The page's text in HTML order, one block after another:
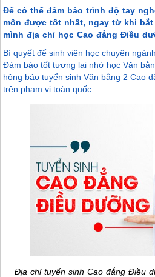
Để có thể đảm bảo trình độ tay
môn được tốt nhất, ngay từ khi
mình địa chỉ học Cao đẳng Điều
Bí quyết để sinh viên học chuyên
Đảm bảo tốt tương lai nhờ học Văn
hông báo tuyển sinh Văn bằng 2 Cao
trên phạm vi toàn quốc
Địa chỉ tuyển sinh Cao đẳng Điều